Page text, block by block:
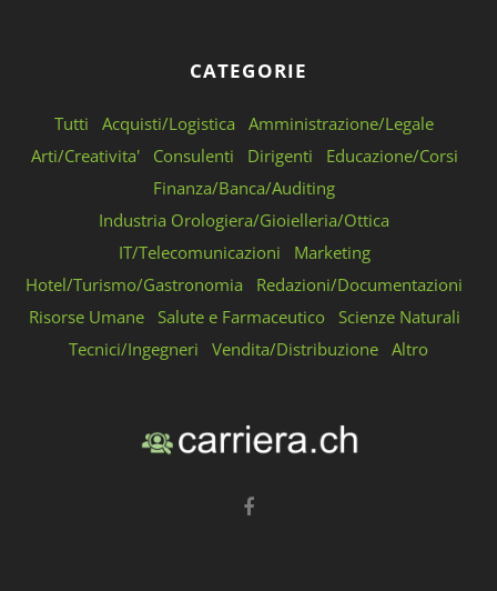
CATEGORIE
Tutti Acquisti/Logistica
Amministrazione/Legale
Arti/Creativita'
Consulenti Dirigenti
Educazione/Corsi
Finanza/Banca/Auditing
Industria Orologiera/Gioielleria/Ottica
IT/Telecomunicazioni
Marketing
Hotel/Turismo/Gastronomia
Redazioni/Documentazioni
Risorse Umane
Salute e Farmaceutico
Scienze Naturali
Tecnici/Ingegneri
Vendita/Distribuzione Altro